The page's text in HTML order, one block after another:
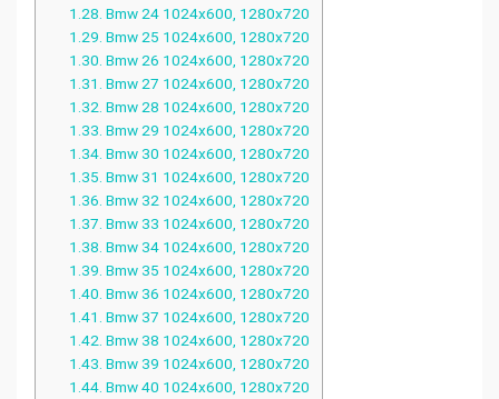
1.28. Bmw 24 1024x600, 1280x720
1.29. Bmw 25 1024x600, 1280x720
1.30. Bmw 26 1024x600, 1280x720
1.31. Bmw 27 1024x600, 1280x720
1.32. Bmw 28 1024x600, 1280x720
1.33. Bmw 29 1024x600, 1280x720
1.34. Bmw 30 1024x600, 1280x720
1.35. Bmw 31 1024x600, 1280x720
1.36. Bmw 32 1024x600, 1280x720
1.37. Bmw 33 1024x600, 1280x720
1.38. Bmw 34 1024x600, 1280x720
1.39. Bmw 35 1024x600, 1280x720
1.40. Bmw 36 1024x600, 1280x720
1.41. Bmw 37 1024x600, 1280x720
1.42. Bmw 38 1024x600, 1280x720
1.43. Bmw 39 1024x600, 1280x720
1.44. Bmw 40 1024x600, 1280x720